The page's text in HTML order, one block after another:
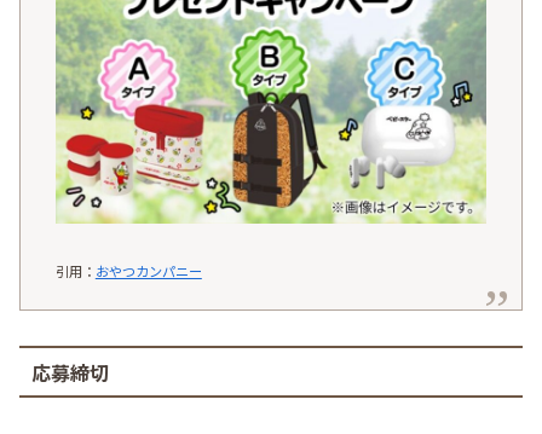
引用： おやつカンパニー
応募締切